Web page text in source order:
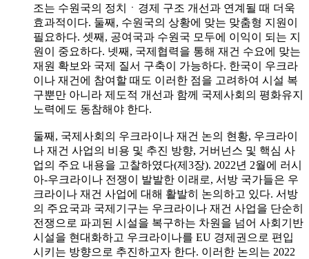
조는 수원국의 정치ㆍ경제 구조 개선과 연계될 때 더욱
효과적이다. 둘째, 수원국의 상황에 맞는 맞춤형 지원이
필요하다. 셋째, 공여국과 수원국 모두에 이익이 되는 지
원이 중요하다. 넷째, 국제협력을 통해 재건 수요에 맞는
재원 확보와 국제 질서 구축이 가능하다. 한국이 우크라
이나 재건에 참여할 때도 이러한 점을 고려하여 시설 복
구뿐만 아니라 제도적 개선과 함께 국제사회의 평화유지
노력에도 동참해야 한다.
둘째, 국제사회의 우크라이나 재건 논의 현황, 우크라이
나 재건 사업의 비용 및 추진 방향, 거버넌스 및 핵심 사
업의 주요 내용을 고찰하였다(제3장). 2022년 2월에 러시
아-우크라이나 전쟁이 발발한 이래로, 서방 국가들은 우
크라이나 재건 사업에 대해 활발히 논의하고 있다. 서방
의 주요국과 국제기구는 우크라이나 재건 사업을 단순히
전쟁으로 파괴된 시설을 복구하는 차원을 넘어 사회기반
시설을 현대화하고 우크라이나를 EU 경제권으로 편입
시키는 방향으로 추진하고자 한다. 이러한 논의는 2022